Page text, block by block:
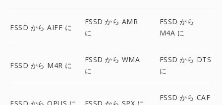
FSSD から AIFF に
FSSD から AMR
に
FSSD から
M4A に
FSSD から M4R に
FSSD から WMA
に
FSSD から DTS
に
FSSD から OPUS に FSSD から SPX に
FSSD から CAF